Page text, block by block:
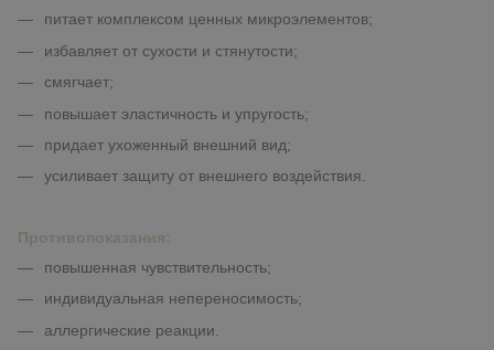
питает комплексом ценных микроэлементов;
избавляет от сухости и стянутости;
смягчает;
повышает эластичность и упругость;
придает ухоженный внешний вид;
усиливает защиту от внешнего воздействия.
Противопоказания:
повышенная чувствительность;
индивидуальная непереносимость;
аллергические реакции.